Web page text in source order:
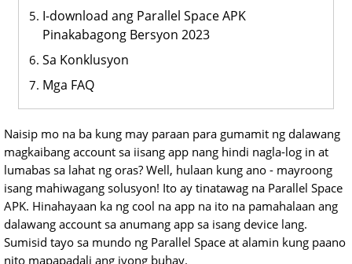
I-download ang Parallel Space APK
Pinakabagong Bersyon 2023
Sa Konklusyon
Mga FAQ
Naisip mo na ba kung may paraan para gumamit ng dalawang
magkaibang account sa iisang app nang hindi nagla-log in at
lumabas sa lahat ng oras? Well, hulaan kung ano - mayroong
isang mahiwagang solusyon! Ito ay tinatawag na Parallel Space
APK. Hinahayaan ka ng cool na app na ito na pamahalaan ang
dalawang account sa anumang app sa isang device lang.
Sumisid tayo sa mundo ng Parallel Space at alamin kung paano
nito mapapadali ang iyong buhay.